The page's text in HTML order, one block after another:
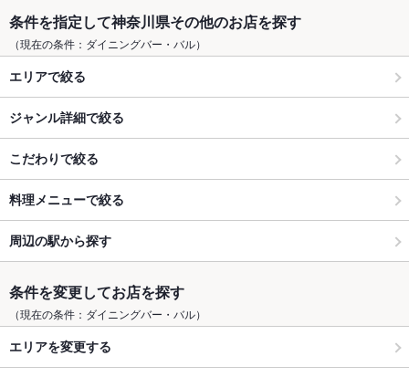
条件を指定して神奈川県その他のお店を探す
（現在の条件：ダイニングバー・バル）
エリアで絞る
ジャンル詳細で絞る
こだわりで絞る
料理メニューで絞る
周辺の駅から探す
条件を変更してお店を探す
（現在の条件：ダイニングバー・バル）
エリアを変更する